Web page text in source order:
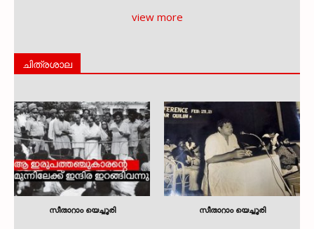
view more
ചിത്രശാല
സീതാറാം യെച്ചൂരി സീതാറാം യെച്ചൂരി